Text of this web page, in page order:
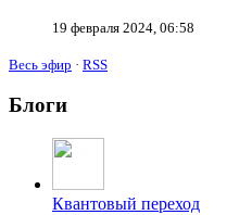
19 февраля 2024, 06:58
Весь эфир · RSS
Блоги
Квантовый переход